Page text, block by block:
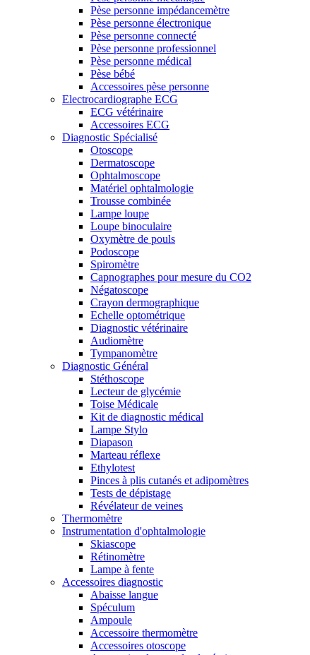
Pèse personne impédancemètre
Pèse personne électronique
Pèse personne connecté
Pèse personne professionnel
Pèse personne médical
Pèse bébé
Accessoires pèse personne
Electrocardiographe ECG
ECG vétérinaire
Accessoires ECG
Diagnostic Spécialisé
Otoscope
Dermatoscope
Ophtalmoscope
Matériel ophtalmologie
Trousse combinée
Lampe loupe
Loupe binoculaire
Oxymètre de pouls
Podoscope
Spiromètre
Capnographes pour mesure du CO2
Négatoscope
Crayon dermographique
Echelle optométrique
Diagnostic vétérinaire
Audiomètre
Tympanomètre
Diagnostic Général
Stéthoscope
Lecteur de glycémie
Toise Médicale
Kit de diagnostic médical
Lampe Stylo
Diapason
Marteau réflexe
Ethylotest
Pinces à plis cutanés et adipomètres
Tests de dépistage
Révélateur de veines
Thermomètre
Instrumentation d'ophtalmologie
Skiascope
Rétinomètre
Lampe à fente
Accessoires diagnostic
Abaisse langue
Spéculum
Ampoule
Accessoire thermomètre
Accessoires otoscope